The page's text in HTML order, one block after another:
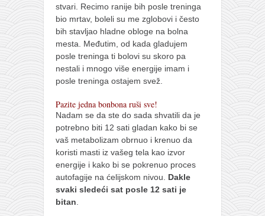
stvari. Recimo ranije bih posle treninga
bio mrtav, boleli su me zglobovi i često
bih stavljao hladne obloge na bolna
mesta. Međutim, od kada gladujem
posle treninga ti bolovi su skoro pa
nestali i mnogo više energije imam i
posle treninga ostajem svež.
Pazite jedna bonbona ruši sve!
Nadam se da ste do sada shvatili da je
potrebno biti 12 sati gladan kako bi se
vaš metabolizam obrnuo i krenuo da
koristi masti iz vašeg tela kao izvor
energije i kako bi se pokrenuo proces
autofagije na ćelijskom nivou. Dakle
svaki sledeći sat posle 12 sati je
bitan.